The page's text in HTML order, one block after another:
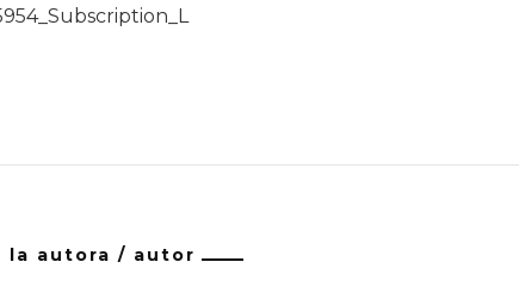
la autora / autor